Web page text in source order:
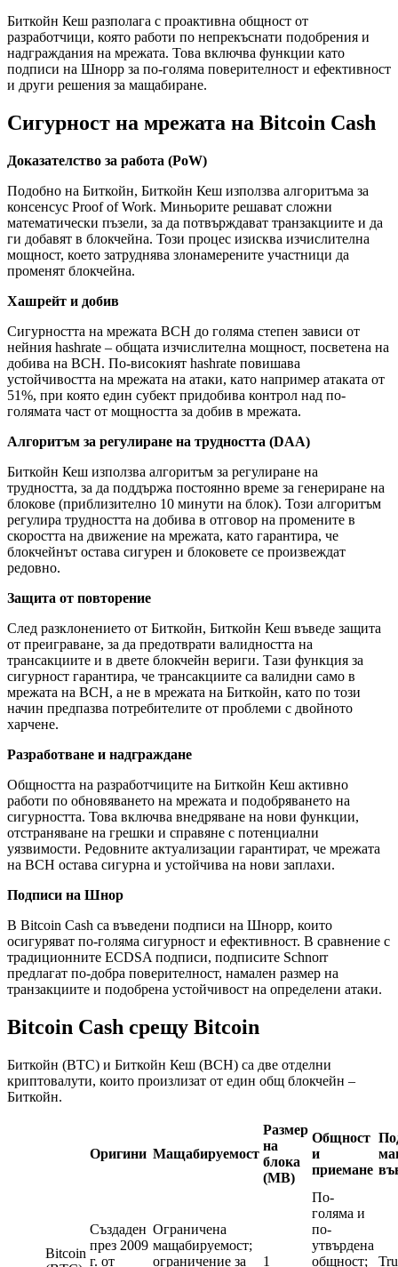
Биткойн Кеш разполага с проактивна общност от
разработчици, която работи по непрекъснати подобрения и
надграждания на мрежата. Това включва функции като
подписи на Шнорр за по-голяма поверителност и ефективност
и други решения за мащабиране.
Сигурност на мрежата на Bitcoin Cash
Доказателство за работа (PoW)
Подобно на Биткойн, Биткойн Кеш използва алгоритъма за
консенсус Proof of Work. Миньорите решават сложни
математически пъзели, за да потвърждават транзакциите и да
ги добавят в блокчейна. Този процес изисква изчислителна
мощност, което затруднява злонамерените участници да
променят блокчейна.
Хашрейт и добив
Сигурността на мрежата BCH до голяма степен зависи от
нейния hashrate – общата изчислителна мощност, посветена на
добива на BCH. По-високият hashrate повишава
устойчивостта на мрежата на атаки, като например атаката от
51%, при която един субект придобива контрол над по-
голямата част от мощността за добив в мрежата.
Алгоритъм за регулиране на трудността (DAA)
Биткойн Кеш използва алгоритъм за регулиране на
трудността, за да поддържа постоянно време за генериране на
блокове (приблизително 10 минути на блок). Този алгоритъм
регулира трудността на добива в отговор на промените в
скоростта на движение на мрежата, като гарантира, че
блокчейнът остава сигурен и блоковете се произвеждат
редовно.
Защита от повторение
След разклонението от Биткойн, Биткойн Кеш въведе защита
от преиграване, за да предотврати валидността на
трансакциите и в двете блокчейн вериги. Тази функция за
сигурност гарантира, че трансакциите са валидни само в
мрежата на BCH, а не в мрежата на Биткойн, като по този
начин предпазва потребителите от проблеми с двойното
харчене.
Разработване и надграждане
Общността на разработчиците на Биткойн Кеш активно
работи по обновяването на мрежата и подобряването на
сигурността. Това включва внедряване на нови функции,
отстраняване на грешки и справяне с потенциални
уязвимости. Редовните актуализации гарантират, че мрежата
на BCH остава сигурна и устойчива на нови заплахи.
Подписи на Шнор
В Bitcoin Cash са въведени подписи на Шнорр, които
осигуряват по-голяма сигурност и ефективност. В сравнение с
традиционните ECDSA подписи, подписите Schnorr
предлагат по-добра поверителност, намален размер на
транзакциите и подобрена устойчивост на определени атаки.
Bitcoin Cash срещу Bitcoin
Биткойн (BTC) и Биткойн Кеш (BCH) са две отделни
криптовалути, които произлизат от един общ блокчейн –
Биткойн.
Оригини Мащабируемост
Размер
на
блока
(MB)
Общност
и
приемане
Bitcoin
Създаден
през 2009
г. от
Ограничена
мащабируемост;
ограничение за
1
По-
голяма и
по-
утвърдена
общност;